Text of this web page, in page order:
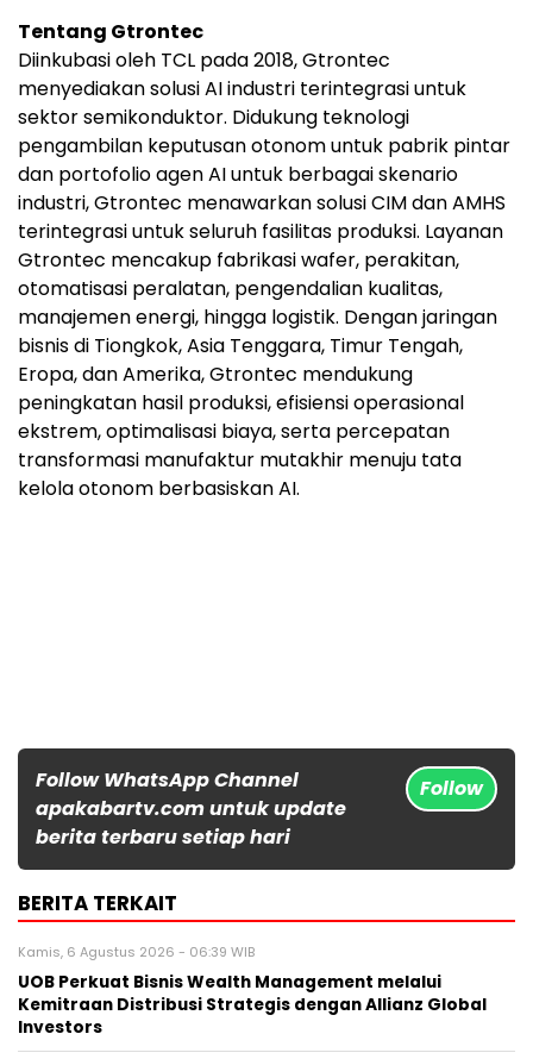
Tentang Gtrontec
Diinkubasi oleh TCL pada 2018, Gtrontec
menyediakan solusi AI industri terintegrasi untuk
sektor semikonduktor. Didukung teknologi
pengambilan keputusan otonom untuk pabrik pintar
dan portofolio agen AI untuk berbagai skenario
industri, Gtrontec menawarkan solusi CIM dan AMHS
terintegrasi untuk seluruh fasilitas produksi. Layanan
Gtrontec mencakup fabrikasi wafer, perakitan,
otomatisasi peralatan, pengendalian kualitas,
manajemen energi, hingga logistik. Dengan jaringan
bisnis di Tiongkok, Asia Tenggara, Timur Tengah,
Eropa, dan Amerika, Gtrontec mendukung
peningkatan hasil produksi, efisiensi operasional
ekstrem, optimalisasi biaya, serta percepatan
transformasi manufaktur mutakhir menuju tata
kelola otonom berbasiskan AI.
Follow WhatsApp Channel
apakabartv.com untuk update
berita terbaru setiap hari
Follow
BERITA TERKAIT
Kamis, 6 Agustus 2026 - 06:39 WIB
UOB Perkuat Bisnis Wealth Management melalui
Kemitraan Distribusi Strategis dengan Allianz Global
Investors